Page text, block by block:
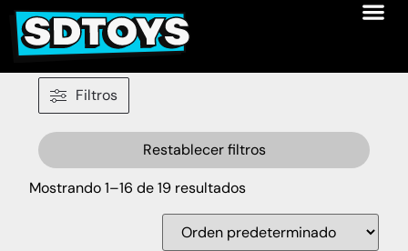
Filtros
Restablecer filtros
Mostrando 1–16 de 19 resultados